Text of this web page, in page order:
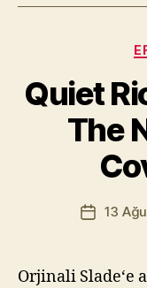
Quiet
The
Yazı13
Orjinali Slade‘e